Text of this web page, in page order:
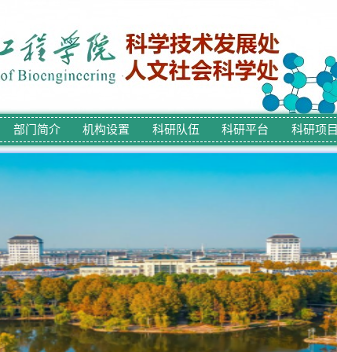
部门简介 机构设置 科研队伍 科研平台 科研项目